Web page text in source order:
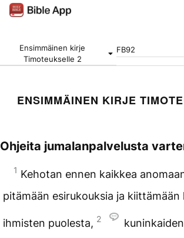
Ensimmäinen kirje
Timoteukselle 2
FB92
ENSIMMÄINEN KIRJE
Ohjeita jumalanpalvelusta
1 Kehotan ennen kaikkea
pitämään esirukouksia ja kiittämään
ihmisten puolesta, 2